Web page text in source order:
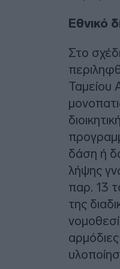
Εθνικό
Στο
Ταμείου
δάση ή
λήψης
παρ. 13
της